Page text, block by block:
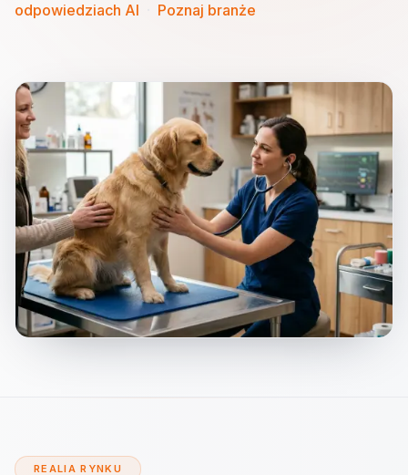
odpowiedziach AI
Poznaj branże
REALIA RYNKU